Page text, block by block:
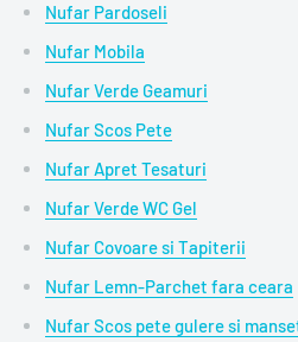
Nufar Pardoseli
Nufar Mobila
Nufar Verde Geamuri
Nufar Scos Pete
Nufar Apret Tesaturi
Nufar Verde WC Gel
Nufar Covoare si Tapiterii
Nufar Lemn-Parchet fara ceara
Nufar Scos pete gulere si